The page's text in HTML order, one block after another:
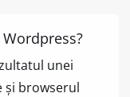
unei
și browserul